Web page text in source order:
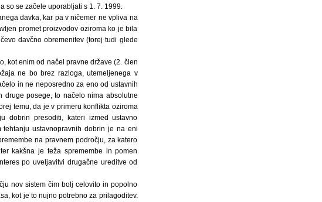
so se začele uporabljati s 1. 7. 1999.
davka, kar pa v ničemer ne vpliva na
promet proizvodov oziroma ko je bila
davčno obremenitev (torej tudi glede
kot enim od načel pravne države (2. člen
ne bo brez razloga, utemeljenega v
in ne neposredno za eno od ustavnih
druge posege, to načelo nima absolutne
temu, da je v primeru konflikta oziroma
dobrin presoditi, kateri izmed ustavno
ustavnopravnih dobrin je na eni
na pravnem področju, za katero
kakšna je teža spremembe in pomen
po uveljavitvi drugačne ureditve od
nov sistem čim bolj celovito in popolno
kot je to nujno potrebno za prilagoditev.